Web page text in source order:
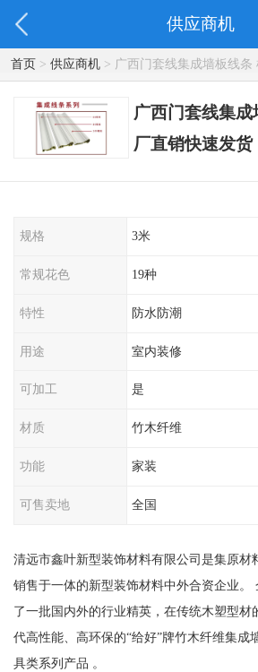
供应商机
首页> 供应商机> 广西门套线集成墙板线条
广西门套线集
厂直销快速发货
规格 3米
常规花色 19种
特性 防水防潮
用途 室内装修
可加工 是
材质 竹木纤维
功能 家装
可售卖地 全国
清远市鑫叶新型装饰材料有限公司是集原材
销售于一体的新型装饰材料中外合资企业。
了一批国内外的行业精英，在传统木塑型材
代高性能、高环保的“给好”牌竹木纤维集成
具类系列产品 。